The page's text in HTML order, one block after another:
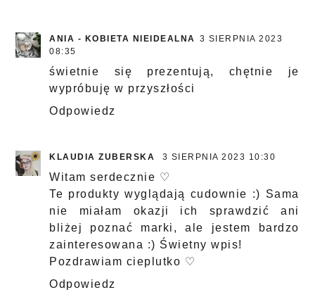
ANIA - KOBIETA NIEIDEALNA
3 SIERPNIA 2023
08:35
świetnie się prezentują, chętnie je
wypróbuję w przyszłości
Odpowiedz
KLAUDIA ZUBERSKA 3 SIERPNIA 2023 10:30
Witam serdecznie ♡
Te produkty wyglądają cudownie :) Sama
nie miałam okazji ich sprawdzić ani
bliżej poznać marki, ale jestem bardzo
zainteresowana :) Świetny wpis!
Pozdrawiam cieplutko ♡
Odpowiedz